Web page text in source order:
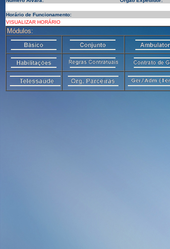
Horário de Funcionamento:
VISUALIZAR HORÁRIO
Módulos: